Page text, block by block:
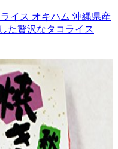
イス オキハム 沖縄県産
た贅沢なタコライス